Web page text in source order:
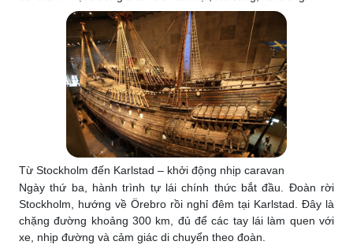
Từ Stockholm đến Karlstad – khởi động nhịp caravan
Ngày thứ ba, hành trình tự lái chính thức bắt đầu. Đoàn rời
Stockholm, hướng về Örebro rồi nghỉ đêm tại Karlstad. Đây là
chặng đường khoảng 300 km, đủ để các tay lái làm quen với
xe, nhịp đường và cảm giác di chuyển theo đoàn.